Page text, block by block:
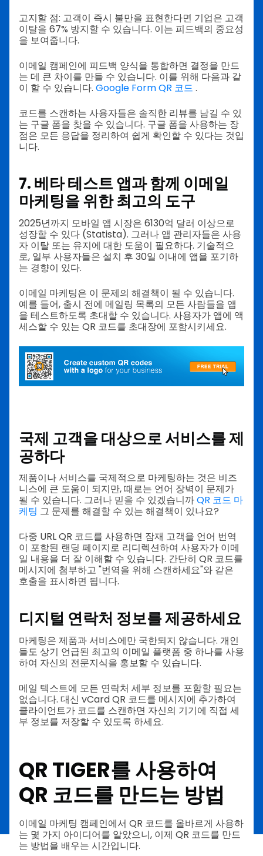
고지할 점: 고객이 즉시 불만을 표현한다면 기업은 고객
이탈을 67% 방지할 수 있습니다. 이는 피드백의 중요성
을 보여줍니다.
이메일 캠페인에 피드백 양식을 통합하면 결정을 만드
는 데 큰 차이를 만들 수 있습니다. 이를 위해 다음과 같
이 할 수 있습니다. Google Form QR 코드 .
코드를 스캔하는 사용자들은 솔직한 리뷰를 남길 수 있
는 구글 폼을 찾을 수 있습니다. 구글 폼을 사용하는 장
점은 모든 응답을 정리하여 쉽게 확인할 수 있다는 것입
니다.
7. 베타 테스트 앱과 함께 이메일
마케팅을 위한 최고의 도구
2025년까지 모바일 앱 시장은 6130억 달러 이상으로
성장할 수 있다 (Statista). 그러나 앱 관리자들은 사용
자 이탈 또는 유지에 대한 도움이 필요하다. 기술적으
로, 일부 사용자들은 설치 후 30일 이내에 앱을 포기하
는 경향이 있다.
이메일 마케팅은 이 문제의 해결책이 될 수 있습니다.
예를 들어, 출시 전에 메일링 목록의 모든 사람들을 앱
을 테스트하도록 초대할 수 있습니다. 사용자가 앱에 액
세스할 수 있는 QR 코드를 초대장에 포함시키세요.
국제 고객을 대상으로 서비스를 제
공하다
제품이나 서비스를 국제적으로 마케팅하는 것은 비즈
니스에 큰 도움이 되지만, 때로는 언어 장벽이 문제가
될 수 있습니다. 그러나 믿을 수 있겠습니까QR 코드 마
케팅 그 문제를 해결할 수 있는 해결책이 있나요?
다중 URL QR 코드를 사용하면 잠재 고객을 언어 번역
이 포함된 랜딩 페이지로 리디렉션하여 사용자가 이메
일 내용을 더 잘 이해할 수 있습니다. 간단히 QR 코드를
메시지에 첨부하고 "번역을 위해 스캔하세요"와 같은
호출을 표시하면 됩니다.
디지털 연락처 정보를 제공하세요
마케팅은 제품과 서비스에만 국한되지 않습니다. 개인
들도 상기 언급된 최고의 이메일 플랫폼 중 하나를 사용
하여 자신의 전문지식을 홍보할 수 있습니다.
메일 텍스트에 모든 연락처 세부 정보를 포함할 필요는
없습니다. 대신 vCard QR 코드를 메시지에 추가하여
클라이언트가 코드를 스캔하면 자신의 기기에 직접 세
부 정보를 저장할 수 있도록 하세요.
QR TIGER를 사용하여
QR 코드를 만드는 방법
이메일 마케팅 캠페인에서 QR 코드를 올바르게 사용하
는 몇 가지 아이디어를 알았으니, 이제 QR 코드를 만드
는 방법을 배우는 시간입니다.